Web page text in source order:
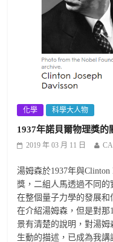
化學 科學大人物
1937年諾貝爾物理獎的
2019 年 03 月 11 日
湯姆森於1937年與
獎，二組人馬透過不同的
在整個量子力學的發展
在介紹湯姆森，但是對那
景有清楚的說明，對湯
生動的描述，已成為我講